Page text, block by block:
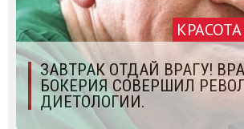
ЗАВТРАК ОТДАЙ ВРАГУ!
БОКЕРИЯ СОВЕРШИЛ
ДИЕТОЛОГИИ.